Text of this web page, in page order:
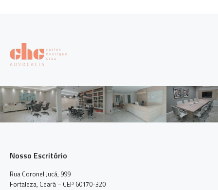
Nosso Escritório
Rua Coronel Jucá, 999
Fortaleza, Ceará – CEP 60170-320